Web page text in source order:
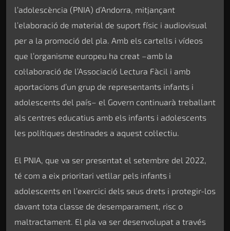
l’adolescència (PNIA) d’Andorra, mitjançant
l’elaboració de material de suport físic i audiovisual
per a la promoció del pla. Amb els cartells i vídeos
que l’organisme europeu ha creat –amb la
col·laboració de l’Associació Lectura Fàcil i amb
aportacions d’un grup de representants infants i
adolescents del país– el Govern continuarà treballant
als centres educatius amb els infants i adolescents
les polítiques destinades a aquest col·lectiu.
El PNIA, que va ser presentat el setembre del 2022,
té com a eix prioritari vetllar pels infants i
adolescents en l’exercici dels seus drets i protegir-los
davant tota classe de desemparament, risc o
maltractament. El pla va ser desenvolupat a través